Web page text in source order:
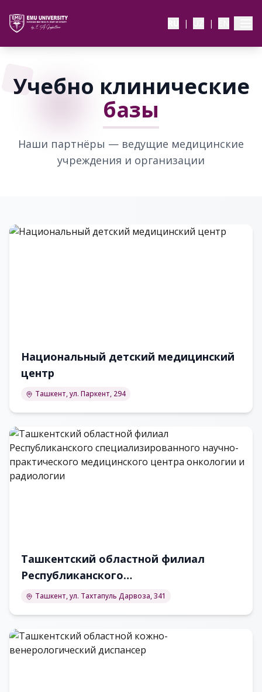
| |
Учебно клинические
базы
Наши партнёры — ведущие медицинские
учреждения и организации
Национальный детский медицинский
центр
Ташкент, ул. Паркент, 294
Ташкентский областной филиал
Республиканского
специализированного научно-
Ташкент, ул. Тахтапуль Дарвоза, 341